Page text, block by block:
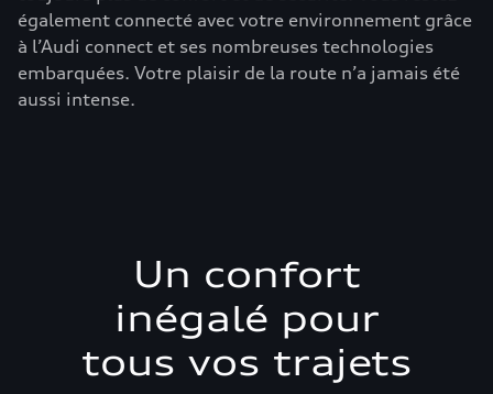
également connecté avec votre environnement grâce
à l’Audi connect et ses nombreuses technologies
embarquées. Votre plaisir de la route n’a jamais été
aussi intense.
Un confort
inégalé pour
tous vos trajets